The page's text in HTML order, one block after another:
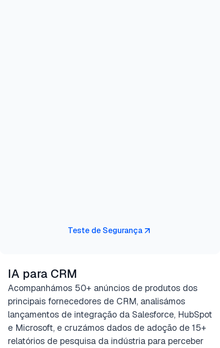
Teste de Segurança
IA para CRM
Acompanhámos 50+ anúncios de produtos dos
principais fornecedores de CRM, analisámos
lançamentos de integração da Salesforce, HubSpot
e Microsoft, e cruzámos dados de adoção de 15+
relatórios de pesquisa da indústria para perceber